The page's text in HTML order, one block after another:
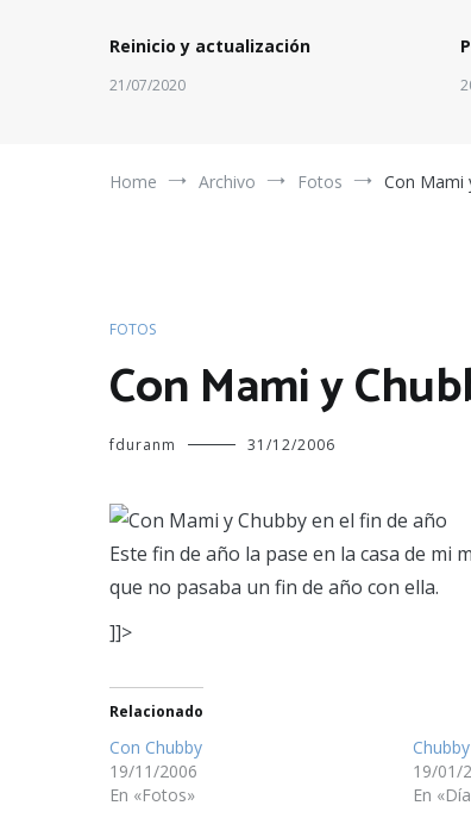
Reinicio y actualización
21/07/2020
Home Archivo Fotos Con Mami
FOTOS
Con Mami y
fduranm 31/12/2006
Este fin de año la pase en la casa de
que no pasaba un fin de año con ella.
]]>
Relacionado
Con Chubby
19/11/2006
En «Fotos»
19/01/
En